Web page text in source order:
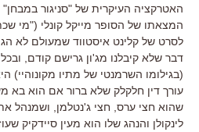
האטרקציה העיקרית של "סניגור במבחן"
המצאתו של הסופר מייקל קונלי
לסרט של קלינט איסטווד שמעולם לא
דבר שלא קיבלנו מג'ון גרישם קודם,
(בגילומו השרמנטי של מתיו מקונוהיי)
עורך דין חלקלק שלא ברור אם הוא בא
שהוא חצי ערס, חצי ג'נטלמן, ושמנהל
לינקולן והנהג שלו הוא מעין סיידקיק